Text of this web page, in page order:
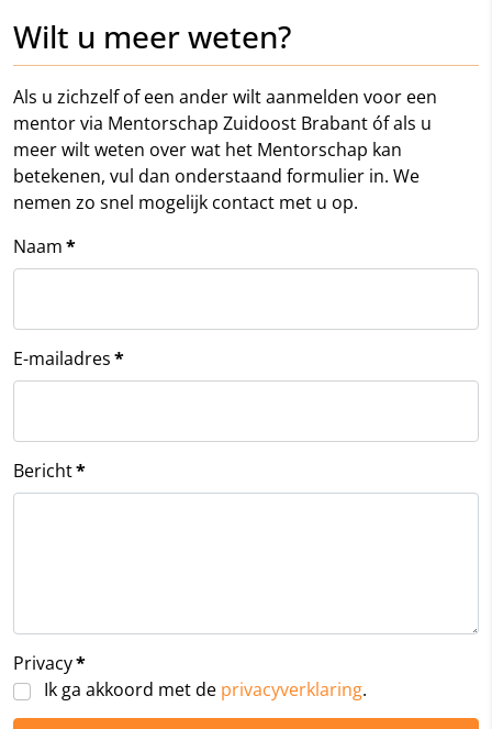
Wilt u meer weten?
Als u zichzelf of een ander wilt aanmelden voor een
mentor via Mentorschap Zuidoost Brabant óf als u
meer wilt weten over wat het Mentorschap kan
betekenen, vul dan onderstaand formulier in. We
nemen zo snel mogelijk contact met u op.
Naam*
E-mailadres*
Bericht*
Privacy*
Ik ga akkoord met de privacyverklaring.